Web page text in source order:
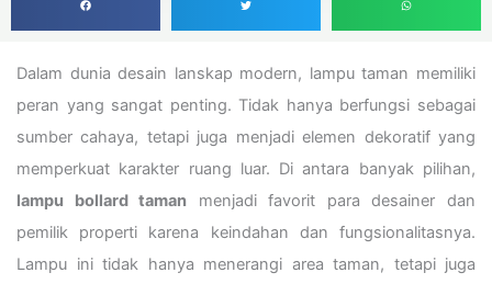
Dalam dunia desain lanskap modern, lampu taman memiliki
peran yang sangat penting. Tidak hanya berfungsi sebagai
sumber cahaya, tetapi juga menjadi elemen dekoratif yang
memperkuat karakter ruang luar. Di antara banyak pilihan,
lampu bollard taman menjadi favorit para desainer dan
pemilik properti karena keindahan dan fungsionalitasnya.
Lampu ini tidak hanya menerangi area taman, tetapi juga